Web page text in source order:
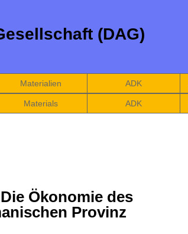
(DAG)
Materialien ADK
Materials ADK
Ökonomie des
Provinz